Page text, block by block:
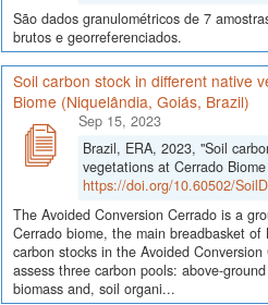
São dados granulométricos de 7
brutos e georreferenciados.
Soil carbon stock in different native
Biome (Niquelândia, Goiás, Brazil)
Sep 15, 2023
Brazil, ERA, 2023, "Soil
vegetations at Cerrado
https://doi.org/10.60502/
The Avoided Conversion Cerrado is a
Cerrado biome, the main breadbasket
carbon stocks in the Avoided
assess three carbon pools: above-
biomass and, soil organi...